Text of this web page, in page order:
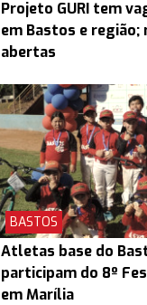
Projeto GURI tem
em Bastos e
abertas
BASTOS
Atletas base do
participam do 8º
em Marília